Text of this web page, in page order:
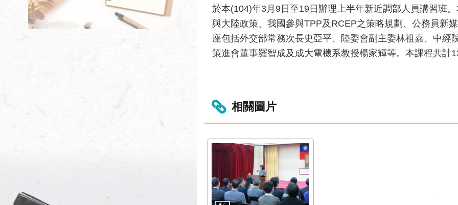
於本(104)年3月9日至19日辦理上半年新近調部人員講習班
與大陸政策、我國參與TPP及RCEP之策略規劃、公務員新
座包括外交部常務次長史亞平、陸委會副主委林祖嘉、中經
策進會董事羅智成及成大電機系教授楊家輝等。本課程共計
相關圖片